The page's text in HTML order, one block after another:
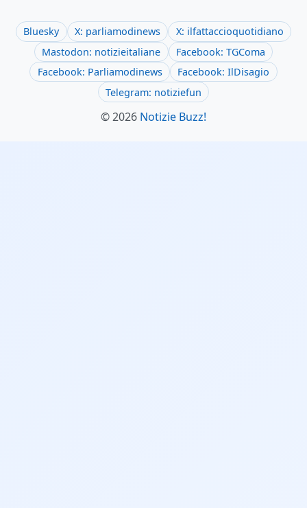
Bluesky X: parliamodinews
X: ilfattaccioquotidiano
Mastodon: notizieitaliane
Facebook: TGComa
Facebook: Parliamodinews
Facebook: IlDisagio
Telegram: notiziefun
© 2026 Notizie Buzz!